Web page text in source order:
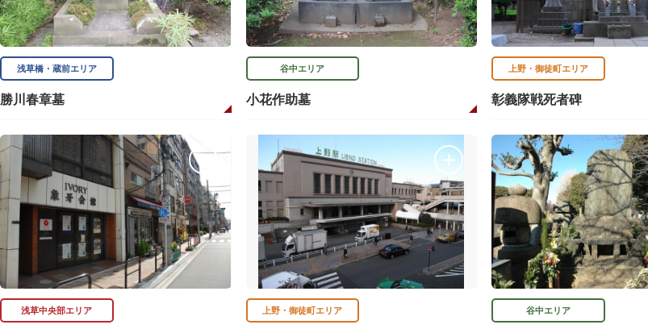
浅草橋・蔵前エリア
勝川春章墓
谷中エリア
小花作助墓
上野・御徒町エリア
彰義隊戦死者碑
浅草中央部エリア 上野・御徒町エリア 谷中エリア